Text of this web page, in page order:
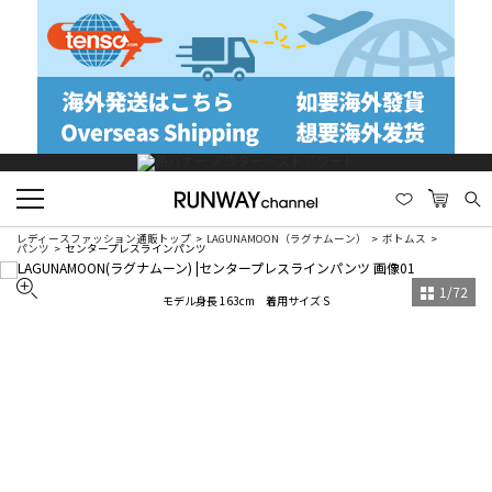
レディースファッション通販トップ LAGUNAMOON（ラグナムーン） ボトムス
パンツ センタープレスラインパンツ
モデル身長 163cm 着用サイズ S 1 /72